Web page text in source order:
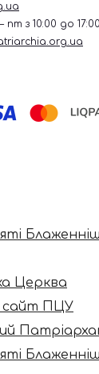
з 10:00 до 17:00
Церква
сайт ПЦУ